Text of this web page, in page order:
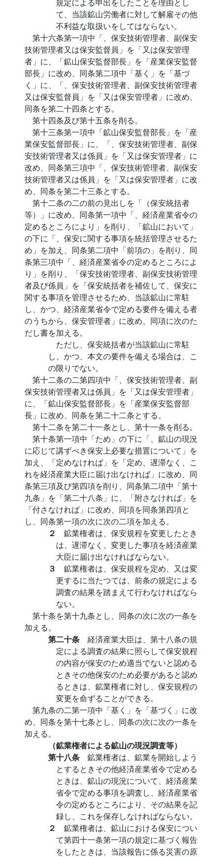
て、当該鉱山労働者に対して解雇その他
不利益な取扱いをしてはならない。
第十六条第一項中「、保安技術管理者、副保安
技術管理者又は保安監督員」を「又は保安管理
者」に、「鉱山保安監督部長」を「産業保安監督
部長」に改め、同条第二項中「基く」を「基づ
く」に、「、保安技術管理者、副保安技術管理者
又は保安監督員」を「又は保安管理者」に改め、
同条を第二十四条とする。
第十四条及び第十五条を削る。
第十三条第一項中「鉱山保安監督部長」を「産
業保安監督部長」に、「、保安技術管理者、副保
安技術管理者又は係員」を「又は保安管理者」に
改め、同条第三項中「、保安技術管理者、副保安
技術管理者又は係員」を「又は保安管理者」に改
め、同条を第二十三条とする。
第十二条の二の前の見出しを「（保安統括者
等）」に改め、同条第一項中「、経済産業省令の
定めるところにより」を削り、「鉱山において」
の下に「、保安に関する事項を統括管理させるた
め」を加え、同条第二項中「前項の」を削り、同
条第三項中「、経済産業省令の定めるところによ
り」を削り、「保安技術管理者、副保安技術管理
者及び係員」を「保安統括者を補佐して、保安に
関する事項を管理させるため、当該鉱山に常駐
し、かつ、経済産業省令で定める要件を備える者
のうちから、保安管理者」に改め、同項に次のた
だし書を加える。
ただし、保安統括者が当該鉱山に常駐
し、かつ、本文の要件を備える場合は、こ
の限りでない。
第十二条の二第四項中「、保安技術管理者、副
保安技術管理者又は係員」を「又は保安管理者」
に、「鉱山保安監督部長」を「産業保安監督部
長」に改め、同条を第二十二条とする。
第十二条を第二十一条とし、第十一条を削る。
第十条第一項中「ため」の下に「、鉱山の現況
に応じて講ずべき保安上必要な措置について」を
加え、「定めなければ」を「定め、遅滞なく、こ
れを経済産業大臣に届け出なければ」に改め、同
条第三項及び第四項を削り、同条第二項中「第十
九条」を「第二十八条」に、「附さなければ」を
「付さなければ」に改め、同項を同条第四項と
し、同条第一項の次に次の二項を加える。
２ 鉱業権者は、保安規程を変更したとき
は、遅滞なく、変更した事項を経済産業
大臣に届け出なければならない。
３ 鉱業権者は、保安規程を定め、又は変
更するに当たつては、前条の規定による
調査の結果を踏まえて行わなければなら
ない。
第十条を第十九条とし、同条の次に次の一条を
加える。
第二十条 経済産業大臣は、第十八条の規
定による調査の結果に照らして保安規程
の内容が保安のため適当でないと認める
ときその他保安のため必要があると認め
るときは、鉱業権者に対し、保安規程の
変更を命ずることができる。
第九条の二第一項中「基く」を「基づく」に改
め、同条を第十七条とし、同条の次に次の一条を
加える。
（鉱業権者による鉱山の現況調査等）
第十八条 鉱業権者は、鉱業を開始しよう
とするときその他経済産業省令で定める
ときは、鉱山の現況について、経済産業
省令で定める事項を調査し、経済産業省
令の定めるところにより、その結果を記
録し、これを保存しなければならない。
２ 鉱業権者は、鉱山における保安につい
て第四十一条第一項の規定に基づく報告
をしたときは、当該報告に係る災害の原